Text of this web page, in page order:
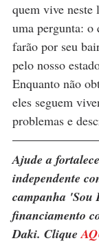
quem vive neste
uma pergunta: o
farão por seu
pelo nosso
Enquanto não
eles seguem
problemas e
Ajude a
independente
campanha 'Sou
financiamento
Daki. Clique